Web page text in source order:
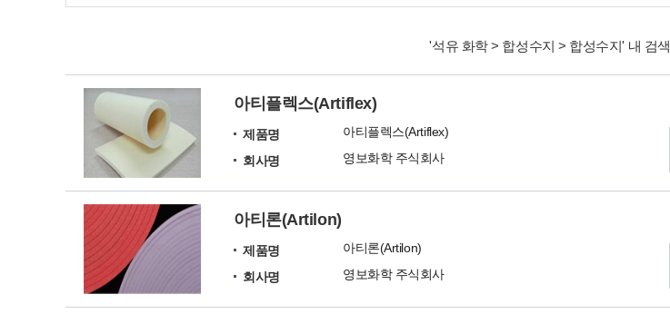
'석유 화학 > 합성수지 > 합성수지' 내 검색
아티플렉스(Artiflex)
제품명
아티플렉스(Artiflex)
회사명
영보화학 주식회사
아티론(Artilon)
제품명
아티론(Artilon)
회사명
영보화학 주식회사